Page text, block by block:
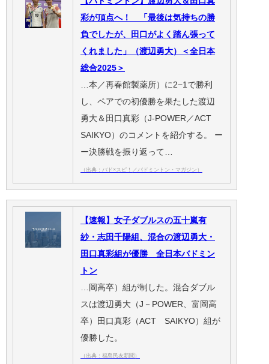
彩が頂点へ！ 「最後は気持ちの勝
負でしたが、田口がよく踏ん張って
くれました」（渡辺勇大）＜全日本
総合2025＞
…本／再春館製薬所）に2−1で勝利
し、ペアでの初優勝を果たした渡辺
勇大＆田口真彩（J-POWER／ACT
SAIKYO）のコメントを紹介する。 ー
ー決勝戦を振り返って…
（出典：バド×スピ！／バドミントン・マガジン）
【速報】女子ダブルスの五十嵐有
紗・志田千陽組、混合の渡辺勇大・
田口真彩組が優勝 全日本バドミン
トン
…岡高卒）組が制した。混合ダブル
スは渡辺勇大（J－POWER、富岡高
卒）田口真彩（ACT SAIKYO）組が
優勝した。
（出典：福島民友新聞）